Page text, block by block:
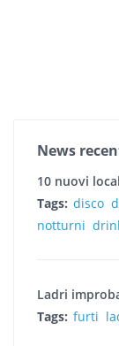
News
10 nuovi
Tags: disco
notturni
Ladri
Tags: furti